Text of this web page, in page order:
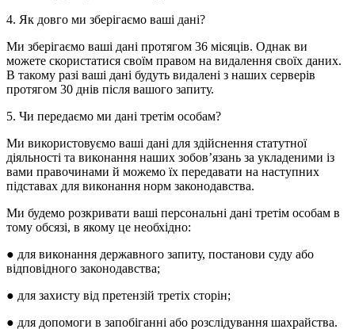
4. Як довго ми зберігаємо ваші дані?
Ми зберігаємо ваші дані протягом 36 місяців. Однак ви
можете скористатися своїм правом на видалення своїх даних.
В такому разі ваші дані будуть видалені з наших серверів
протягом 30 днів після вашого запиту.
5. Чи передаємо ми дані третім особам?
Ми використовуємо ваші дані для здійснення статутної
діяльності та виконання наших зобов’язань за укладеними із
вами правочинами й можемо їх передавати на наступних
підставах для виконання норм законодавства.
Ми будемо розкривати ваші персональні дані третім особам в
тому обсязі, в якому це необхідно:
● для виконання державного запиту, постанови суду або
відповідного законодавства;
● для захисту від претензій третіх сторін;
● для допомоги в запобіганні або розслідування шахрайства.